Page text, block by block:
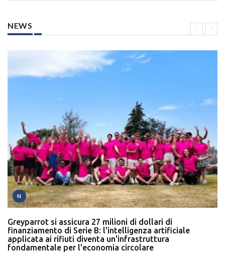
NEWS
N
Greyparrot si assicura 27 milioni di dollari di
finanziamento di Serie B: l'intelligenza artificiale
applicata ai rifiuti diventa un'infrastruttura
fondamentale per l'economia circolare